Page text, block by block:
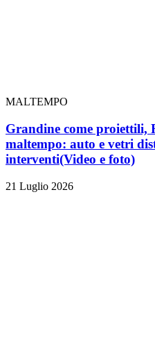
MALTEMPO
Grandine come proiettili,
maltempo: auto e vetri
interventi(Video e foto)
21 Luglio 2026